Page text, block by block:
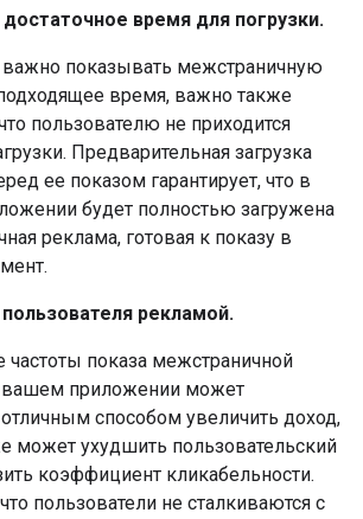
время для погрузки.
важно показывать межстраничную
время, важно также
пользователю не приходится
Предварительная загрузка
ее показом гарантирует, что в
будет полностью загружена
реклама, готовая к показу в
рекламой.
частоты показа межстраничной
приложении может
отличным способом увеличить доход,
может ухудшить пользовательский
коэффициент кликабельности.
пользователи не сталкиваются с